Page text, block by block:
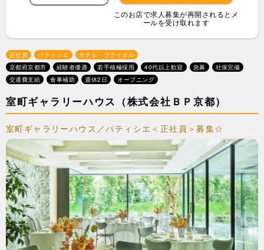
このお店で求人募集が再開されるとメ
ールを受け取れます
正社員 パティシエ
ホテル・ブライダル
京都府京都市
経験者優遇 若手積極採用 40代以上歓迎 急募
社保完備
交通費支給
食事補助 週休2日 オープニング
室町ギャラリーハウス（株式会社ＢＰ京都）
室町ギャラリーハウス／パティシエ＜正社員＞募集☆